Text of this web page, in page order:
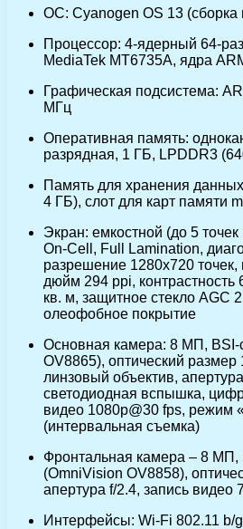
ОС: Cyanogen OS 13 (сборка
Процессор: 4-ядерный 64-
MediaTek MT6735A, ядра
Графическая подсистема:
МГц
Оперативная память:
разрядная, 1 ГБ, LPDDR3
Память для хранения
4 ГБ), слот для карт памяти
Экран: емкостной (до 5
On-Cell, Full Lamination,
разрешение 1280х720 точек,
дюйм 294 ppi, контрастность
кв. м, защитное стекло AGC
олеофобное покрытие
Основная камера: 8 МП, BSI-
OV8865), оптический
линзовый объектив,
светодиодная вспышка,
видео 1080p@30 fps, режим
(интервальная съемка)
Фронтальная камера – 8 МП,
(OmniVision OV8858),
апертура f/2.4, запись видео
Интерфейсы: Wi-Fi 802.11 b/